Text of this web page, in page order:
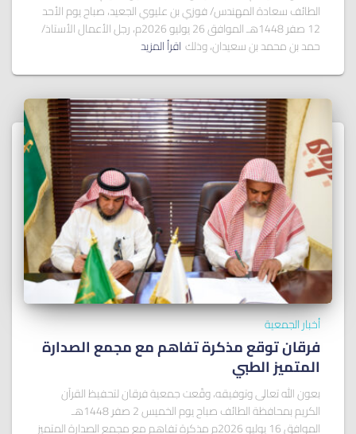
الطائف سعادة المهندس/ فوزي بن عليوي الجعيد، صباح يوم الأحد
12 صفر 1448هـ الموافق 26 يوليو 2026م، رجل الأعمال الأستاذ/
حمد بن محمد بن سعيدان، وذلك اقرأ المزيد
أخبار الجمعية
فرقان توقع مذكرة تفاهم مع مجمع الصدارة
المتميز الطبي
بعون الله تعالى وتوفيقه، وقّعت جمعية فرقان لتحفيظ القرآن
الكريم بمحافظة الطائف صباح يوم الخميس 2 صفر 1448هـ
الموافق 16 يوليو 2026م مذكرة تفاهم مع مجمع الصدارة المتميز